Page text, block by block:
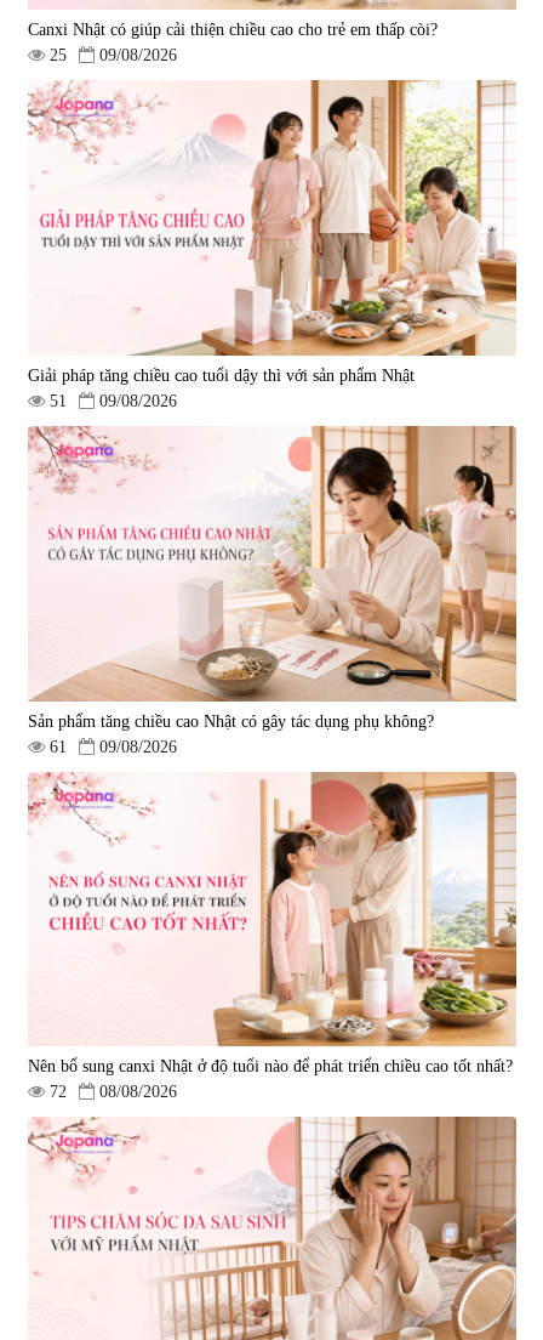
Canxi Nhật có giúp cải thiện chiều cao cho trẻ em thấp còi?
25
09/08/2026
Giải pháp tăng chiều cao tuổi dậy thì với sản phẩm Nhật
51
09/08/2026
Sản phẩm tăng chiều cao Nhật có gây tác dụng phụ không?
61
09/08/2026
Nên bổ sung canxi Nhật ở độ tuổi nào để phát triển chiều cao tốt nhất?
72
08/08/2026